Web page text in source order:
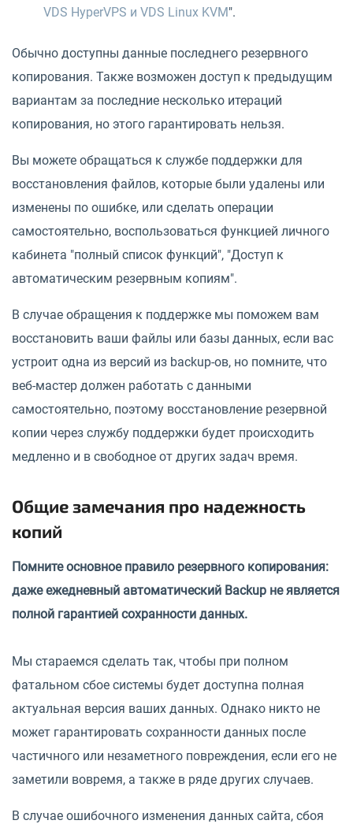
VDS HyperVPS и VDS Linux KVM".
Обычно доступны данные последнего резервного
копирования. Также возможен доступ к предыдущим
вариантам за последние несколько итераций
копирования, но этого гарантировать нельзя.
Вы можете обращаться к службе поддержки для
восстановления файлов, которые были удалены или
изменены по ошибке, или сделать операции
самостоятельно, воспользоваться функцией личного
кабинета "полный список функций", "Доступ к
автоматическим резервным копиям".
В случае обращения к поддержке мы поможем вам
восстановить ваши файлы или базы данных, если вас
устроит одна из версий из backup-ов, но помните, что
веб-мастер должен работать с данными
самостоятельно, поэтому восстановление резервной
копии через службу поддержки будет происходить
медленно и в свободное от других задач время.
Общие замечания про надежность
копий
Помните основное правило резервного копирования:
даже ежедневный автоматический Backup не является
полной гарантией сохранности данных.
Мы стараемся сделать так, чтобы при полном
фатальном сбое системы будет доступна полная
актуальная версия ваших данных. Однако никто не
может гарантировать сохранности данных после
частичного или незаметного повреждения, если его не
заметили вовремя, а также в ряде других случаев.
В случае ошибочного изменения данных сайта, сбоя